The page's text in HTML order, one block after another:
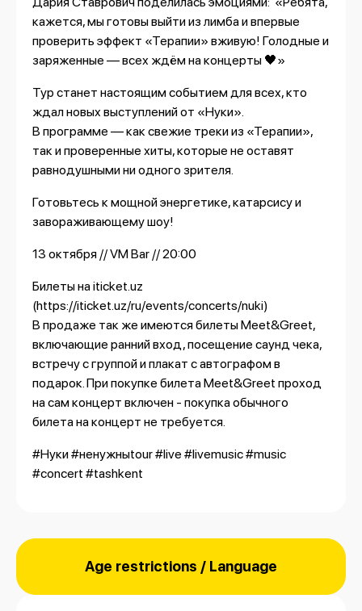
кажется, мы готовы выйти из лимба и впервые
проверить эффект «Терапии» вживую! Голодные и
заряженные — всех ждём на концерты 🖤»
Тур станет настоящим событием для всех, кто
ждал новых выступлений от «Нуки».
В программе — как свежие треки из «Терапии»,
так и проверенные хиты, которые не оставят
равнодушными ни одного зрителя.
Готовьтесь к мощной энергетике, катарсису и
завораживающему шоу!
13 октября // VM Bar // 20:00
Билеты на iticket.uz
(https://iticket.uz/ru/events/concerts/nuki)
В продаже так же имеются билеты Meet&Greet,
включающие ранний вход, посещение саунд чека,
встречу с группой и плакат с автографом в
подарок. При покупке билета Meet&Greet проход
на сам концерт включен - покупка обычного
билета на концерт не требуется.
#Нуки #ненужныtour #live #livemusic #music
#concert #tashkent
Age restrictions / Language